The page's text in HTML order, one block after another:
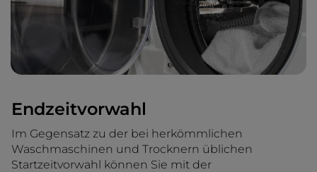
Endzeitvorwahl
Im Gegensatz zu der bei herkömmlichen
Waschmaschinen und Trocknern üblichen
Startzeitvorwahl können Sie mit der